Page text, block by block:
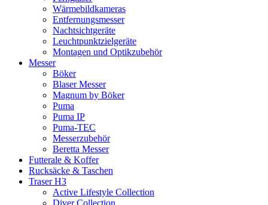
Wärmebildkameras
Entfernungsmesser
Nachtsichtgeräte
Leuchtpunktzielgeräte
Montagen und Optikzubehör
Messer
Böker
Blaser Messer
Magnum by Böker
Puma
Puma IP
Puma-TEC
Messerzubehör
Beretta Messer
Futterale & Koffer
Rucksäcke & Taschen
Traser H3
Active Lifestyle Collection